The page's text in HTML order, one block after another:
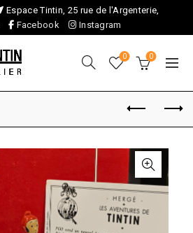
Espace Tintin, 25 rue de l'Argenterie,
Facebook Instagram
0 0